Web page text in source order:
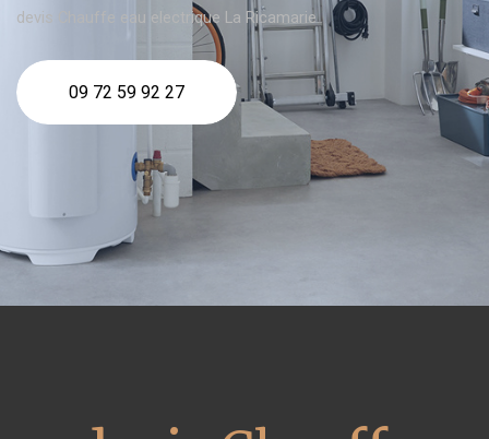
devis Chauffe eau electrique La Ricamarie
09 72 59 92 27